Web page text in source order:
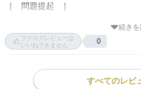
［　問題提起　］
［　結論　］
［　コメント　］
続きを
ブクログレビューは
いいねできません
0
すべてのレビ